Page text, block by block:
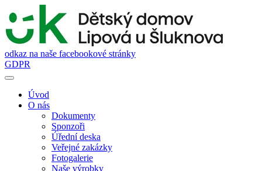
odkaz na naše facebookové stránky
GDPR
Úvod
O nás
Dokumenty
Sponzoři
Úřední deska
Veřejné zakázky
Fotogalerie
Naše výrobky